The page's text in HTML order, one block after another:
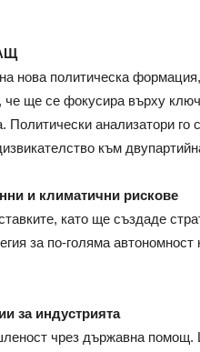
нова политическа
ще се фокусира върху
Политически анализатори го
към
и климатични рискове
като ще създаде
за по-голяма автономност
за индустрията
чрез държавна помощ.